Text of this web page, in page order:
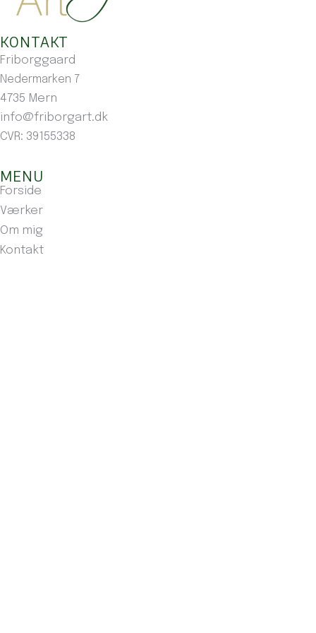
KONTAKT
Friborggaard
Nedermarken 7
4735 Mern
info@friborgart.dk
CVR: 39155338
MENU
Forside
Værker
Om mig
Kontakt